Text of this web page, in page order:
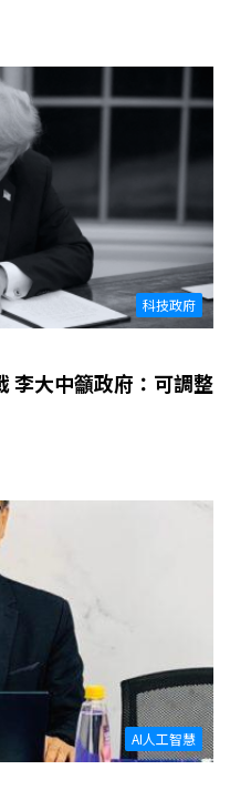
科技政府
李大中籲政府：可調整
AI人工智慧